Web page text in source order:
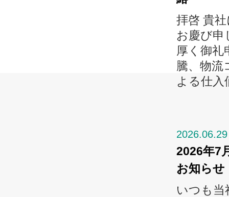
拝啓 貴
お慶び申
厚く御礼
騰、物流
よる仕
2026.06.29
2026年7
お知らせ
いつも